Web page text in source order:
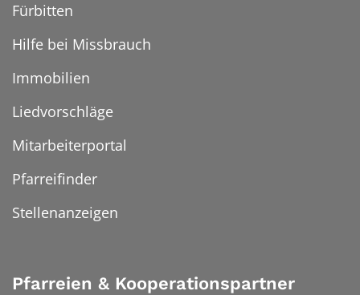
Fürbitten
Hilfe bei Missbrauch
Immobilien
Liedvorschläge
Mitarbeiterportal
Pfarreifinder
Stellenanzeigen
Pfarreien & Kooperationspartner